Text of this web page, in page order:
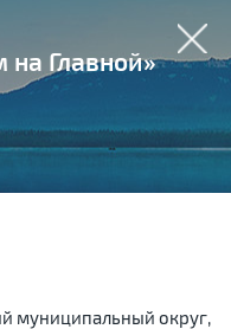
на Главной»
муниципальный округ,